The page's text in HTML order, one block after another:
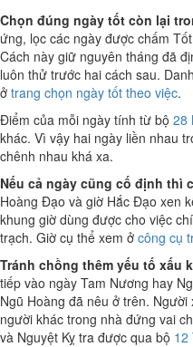
Chọn đúng ngày tốt còn lại
ứng, lọc các ngày được chấm
Cách này giữ nguyên tháng đã
luôn thử trước hai cách sau.
ở trang chọn ngày tốt theo việc.
Điểm của mỗi ngày tính từ bộ 28
khác. Vì vậy hai ngày liền nhau
chênh nhau khá xa.
Nếu cả ngày cũng cố định thì
Hoàng Đạo và giờ Hắc Đạo xen
khung giờ dùng được cho việc
trạch. Giờ cụ thể xem ở công cụ
Tránh chồng thêm yếu tố xấu
tiếp vào ngày Tam Nương hay
Ngũ Hoàng đã nêu ở trên.
người khác trong nhà đứng vai
và Nguyệt Kỵ tra được qua bộ 12